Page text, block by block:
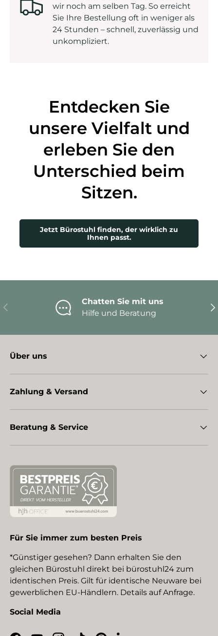
wir noch am selben Tag. So erreicht
Sie Ihre Bestellung oft in weniger als
24 Stunden – schnell, zuverlässig und
unkompliziert.
Entdecken Sie
unsere Vielfalt und
erleben Sie den
Unterschied beim
Sitzen.
Jetzt Bürostuhl finden, der wirklich zu
Ihnen passt.
Vorherige
Chatten Sie mit uns
Hilfe und Beratung
Über uns
Zahlung & Versand
Beratung & Service
Für Sie immer zum besten Preis
*Günstiger gesehen? Dann erhalten Sie den
gleichen Bürostuhl direkt bei bürostuhl24 zum
identischen Preis. Gilt für identische Neuware bei
gewerblichen EU-Händlern. Details auf Anfrage.
Social Media